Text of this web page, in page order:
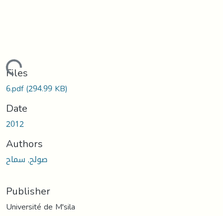
Files
6.pdf(294.99 KB)
Date
2012
Authors
صولح, سماح
Publisher
Université de M'sila